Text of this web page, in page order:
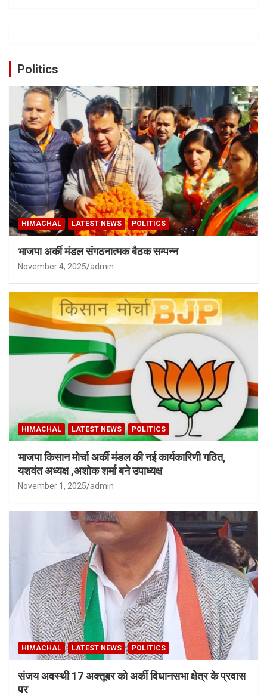
Politics
HIMACHAL LATEST NEWS POLITICS
भाजपा अर्की मंडल संगठनात्मक बैठक सम्पन्न
November 4, 2025 admin
HIMACHAL LATEST NEWS POLITICS
भाजपा किसान मोर्चा अर्की मंडल की नई कार्यकारिणी गठित,
यशवंत अध्यक्ष ,अशोक शर्मा बने उपाध्यक्ष
November 1, 2025 admin
HIMACHAL LATEST NEWS POLITICS
संजय अवस्थी 17 अक्तूबर को अर्की विधानसभा क्षेत्र के प्रवास
पर